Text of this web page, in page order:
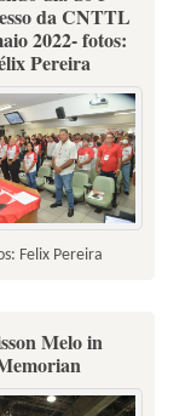
da CNTTL
2022- fotos:
Pereira
Felix Pereira
Melo in